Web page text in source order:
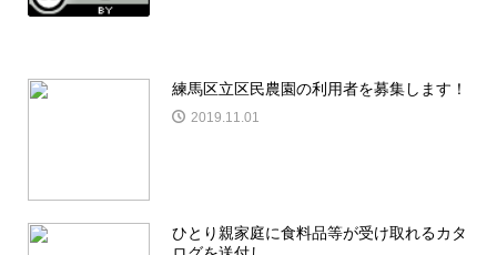
練馬区立区民農園の利用者を募集します！
2019.11.01
ひとり親家庭に食料品等が受け取れるカタ